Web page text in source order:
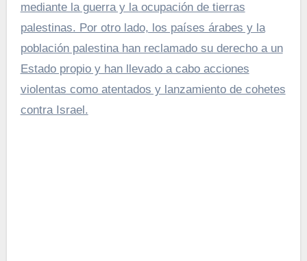
mediante la guerra y la ocupación de tierras
palestinas. Por otro lado, los países árabes y la
población palestina han reclamado su derecho a un
Estado propio y han llevado a cabo acciones
violentas como atentados y lanzamiento de cohetes
contra Israel.